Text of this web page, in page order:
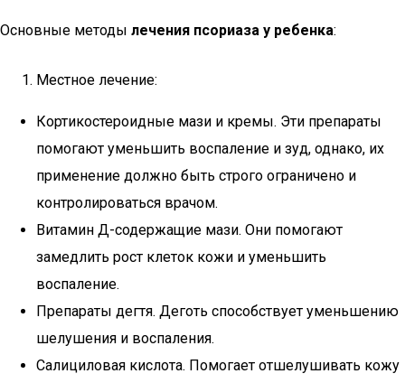
Основные методы лечения псориаза у ребенка:
Местное лечение:
Кортикостероидные мази и кремы. Эти препараты
помогают уменьшить воспаление и зуд, однако, их
применение должно быть строго ограничено и
контролироваться врачом.
Витамин Д-содержащие мази. Они помогают
замедлить рост клеток кожи и уменьшить
воспаление.
Препараты дегтя. Деготь способствует уменьшению
шелушения и воспаления.
Салициловая кислота. Помогает отшелушивать кожу